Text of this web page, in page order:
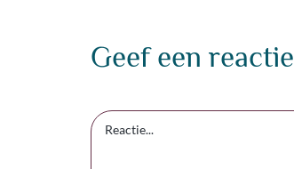
Geef een reactie
Reactie